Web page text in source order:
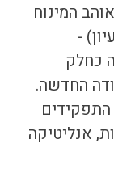
המינוח
-
כחלק
החדשה.
התפקידים
אנליטיקה